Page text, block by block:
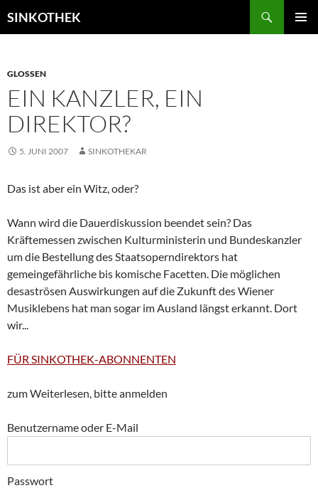
Inhalt
SINKOTHEK
GLOSSEN
EIN KANZLER, EIN
DIREKTOR?
5. JUNI 2007 SINKOTHEKAR
Das ist aber ein Witz, oder?
Wann wird die Dauerdiskussion beendet sein? Das
Kräftemessen zwischen Kulturministerin und Bundeskanzler
um die Bestellung des Staatsoperndirektors hat
gemeingefährliche bis komische Facetten. Die möglichen
desaströsen Auswirkungen auf die Zukunft des Wiener
Musiklebens hat man sogar im Ausland längst erkannt. Dort
wir...
FÜR SINKOTHEK-ABONNENTEN
zum Weiterlesen, bitte anmelden
Benutzername oder E-Mail
Passwort